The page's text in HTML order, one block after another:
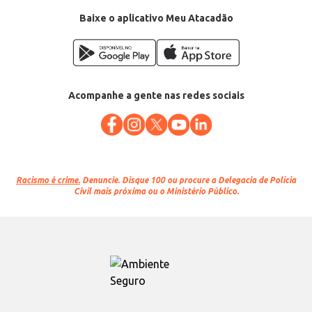
Baixe o aplicativo Meu Atacadão
Acompanhe a gente nas redes sociais
Racismo é crime. Denuncie. Disque 100 ou procure a Delegacia de Polícia
Civil mais próxima ou o Ministério Público.